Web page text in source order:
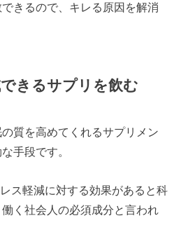
きるので、キレる原因を解消
きるサプリを飲む
質を高めてくれるサプリメン
手段です。
ス軽減に対する効果があると科
く社会人の必須成分と言われ